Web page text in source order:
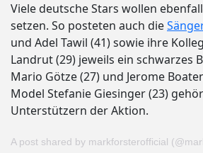
Viele deutsche Stars wollen
setzen. So posteten auch die
und Adel Tawil (41) sowie ihre
Landrut (29) jeweils ein schwarzes
Mario Götze (27) und Jerome
Model Stefanie Giesinger (23)
Unterstützern der Aktion.
A post shared by markforsterofficial